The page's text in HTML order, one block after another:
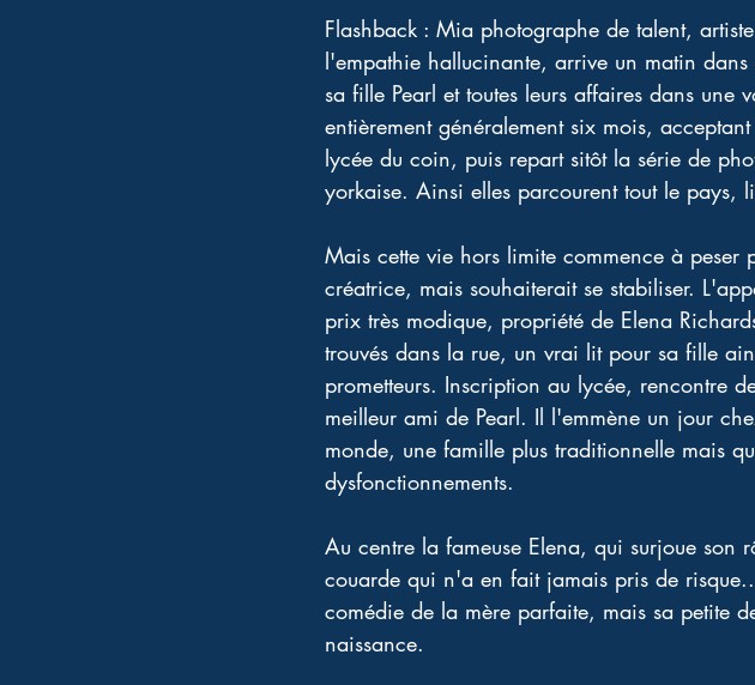
Flashback : Mia photographe de talent,
l'empathie hallucinante, arrive un matin
sa fille Pearl et toutes leurs affaires dans
entièrement généralement six mois,
lycée du coin, puis repart sitôt la série de
yorkaise. Ainsi elles parcourent tout le pays,
Mais cette vie hors limite commence à
créatrice, mais souhaiterait se stabiliser.
prix très modique, propriété de Elena
trouvés dans la rue, un vrai lit pour sa fille
prometteurs. Inscription au lycée, rencontre
meilleur ami de Pearl. Il l'emmène un jour
monde, une famille plus traditionnelle mais
dysfonctionnements.
Au centre la fameuse Elena, qui surjoue son
couarde qui n'a en fait jamais pris de
comédie de la mère parfaite, mais sa petite
naissance.